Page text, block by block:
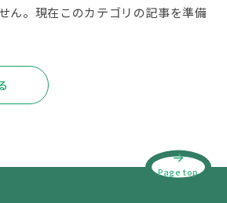
ん。現在このカテゴリの記事を準備
Page top